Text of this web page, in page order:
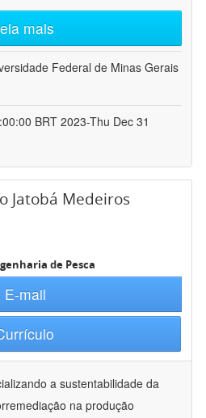
mais
Federal de Minas Gerais
BRT 2023-Thu Dec 31
Jatobá Medeiros
de Pesca
E-mail
a sustentabilidade da
na produção